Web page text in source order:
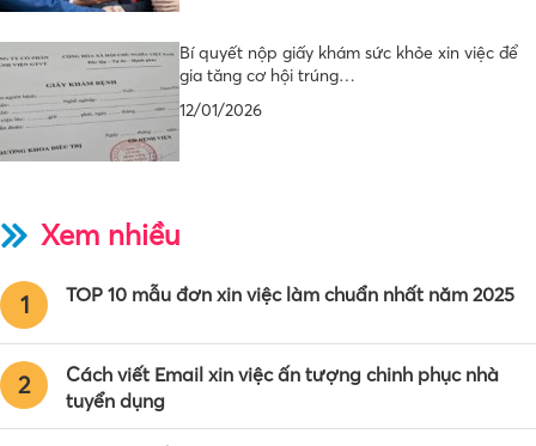
Bí quyết nộp giấy khám sức khỏe xin việc để
gia tăng cơ hội trúng…
12/01/2026
Xem nhiều
1 TOP 10 mẫu đơn xin việc làm chuẩn nhất năm 2025
2
Cách viết Email xin việc ấn tượng chinh phục nhà
tuyển dụng